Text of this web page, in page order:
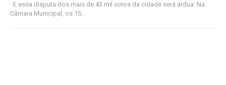
E essa disputa dos mais de 43 mil votos da cidade será árdua. Na
Câmara Municipal, os 15...